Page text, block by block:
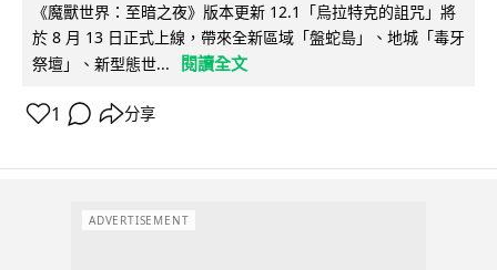
《魔獸世界：至暗之夜》版本更新 12.1「烏拉特克的詛咒」將
於 8 月 13 日正式上線，帶來全新區域「盤蛇島」、地城「毒牙
祭壇」、新型態世...
閱讀全文
1 分享
ADVERTISEMENT